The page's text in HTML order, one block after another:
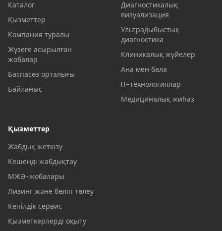
Каталог
Қызметтер
Компания туралы
Жүзеге асырылған
жобалар
Баспасөз орталығы
Байланыс
Диагностикалық
визуализация
Ультрадыбыстық
диагностика
Клиникалық жүйелер
Ана мен бала
IT-технологиялар
Медициналық жиһаз
Қызметтер
Жабдық жеткізу
Кешенді жабдықтау
МЖӘ-жобалары
Лизинг және бөліп төлеу
Кепілдік сервис
Қызметкерлерді оқыту